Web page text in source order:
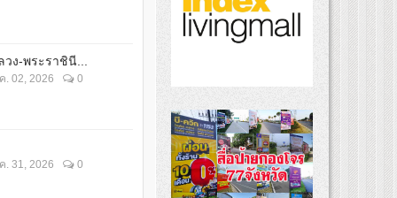
ง-พระราชินี...
. 02, 2026 0
. 31, 2026 0